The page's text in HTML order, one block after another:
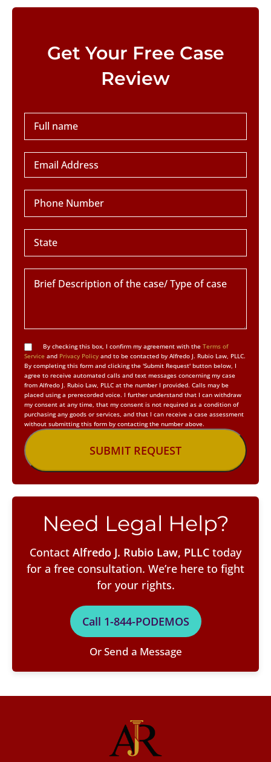
Get Your Free Case
Review
By checking this box, I confirm my agreement with the Terms of
Service and Privacy Policy and to be contacted by Alfredo J. Rubio Law, PLLC.
By completing this form and clicking the 'Submit Request' button below, I
agree to receive automated calls and text messages concerning my case
from Alfredo J. Rubio Law, PLLC at the number I provided. Calls may be
placed using a prerecorded voice. I further understand that I can withdraw
my consent at any time, that my consent is not required as a condition of
purchasing any goods or services, and that I can receive a case assessment
without submitting this form by contacting the number above.
Need Legal Help?
Contact Alfredo J. Rubio Law, PLLC today
for a free consultation. We’re here to fight
for your rights.
Call 1-844-PODEMOS
Or Send a Message